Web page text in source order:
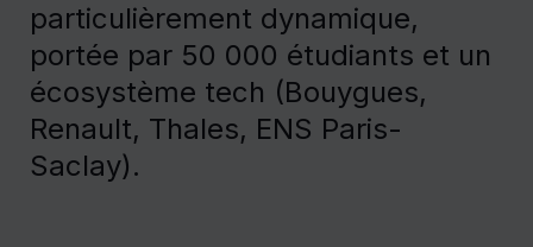
particulièrement dynamique,
portée par 50 000 étudiants et un
écosystème tech (Bouygues,
Renault, Thales, ENS Paris-
Saclay).